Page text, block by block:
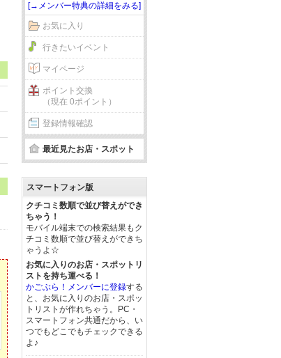
[→メンバー特典の詳細をみる]
お気に入り
行きたいイベント
マイページ
ポイント交換
（現在 0ポイント）
登録情報確認
最近見たお店・スポット
スマートフォン版
クチコミ数順で並び替えができ
ちゃう！
モバイル端末での検索結果もク
チコミ数順で並び替えができち
ゃうよ☆
お気に入りのお店・スポットリ
ストを持ち運べる！
かごぶら！メンバーに登録する
と、お気に入りのお店・スポッ
トリストが作れちゃう。PC・
スマートフォン共通だから、い
つでもどこでもチェックできる
よ♪